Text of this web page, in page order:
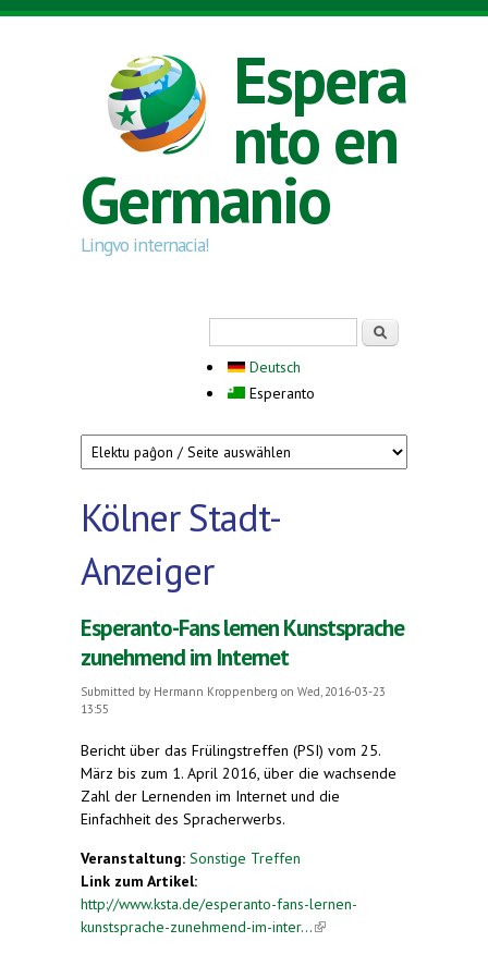
Skip to main content
Espera
nto en
Germanio
Lingvo internacia!
Deutsch
Esperanto
Kölner Stadt-
Anzeiger
Esperanto-Fans lernen Kunstsprache
zunehmend im Internet
Submitted by Hermann Kroppenberg on Wed, 2016-03-23
13:55
Bericht über das Frülingstreffen (PSI) vom 25.
März bis zum 1. April 2016, über die wachsende
Zahl der Lernenden im Internet und die
Einfachheit des Spracherwerbs.
Veranstaltung: Sonstige Treffen
Link zum Artikel:
http://www.ksta.de/esperanto-fans-lernen-
kunstsprache-zunehmend-im-inter...(link is